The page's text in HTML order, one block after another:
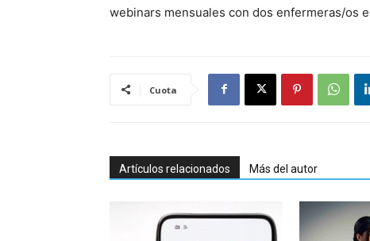
webinars mensuales con dos enfermeras/os
Cuota
Artículos relacionados Más del autor